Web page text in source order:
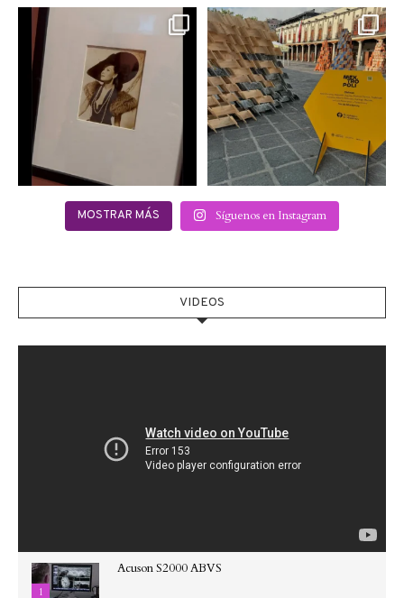
Hoy sábado 28 de
septiembre se inauguró
en...
2 0
Este fin de semana no te
pierdas @mextropoli, el...
2 0
MOSTRAR MÁS Síguenos en Instagram
VIDEOS
1
Acuson S2000 ABVS